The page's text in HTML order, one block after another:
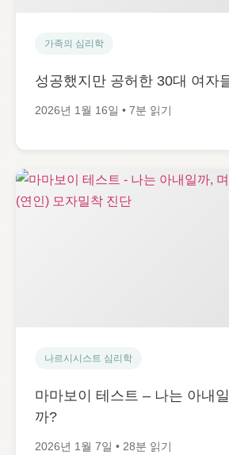
가족의 심리학
성공했지만 공허한 30대 여자
2026년 1월 16일 • 7분 읽기
나르시시스트 심리학
마마보이 테스트 – 나는 아내
까?
2026년 1월 7일 • 28분 읽기